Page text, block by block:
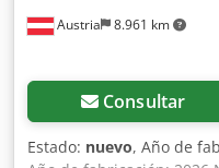
Austria 8.961 km
Consultar
Estado: nuevo, Año de